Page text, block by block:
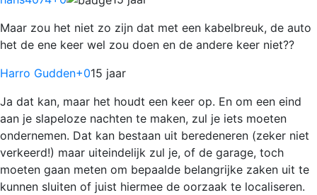
Maar zou het niet zo zijn dat met een kabelbreuk, de auto
het de ene keer wel zou doen en de andere keer niet??
Harro Gudden+015 jaar
Ja dat kan, maar het houdt een keer op. En om een eind
aan je slapeloze nachten te maken, zul je iets moeten
ondernemen. Dat kan bestaan uit beredeneren (zeker niet
verkeerd!) maar uiteindelijk zul je, of de garage, toch
moeten gaan meten om bepaalde belangrijke zaken uit te
kunnen sluiten of juist hiermee de oorzaak te localiseren.